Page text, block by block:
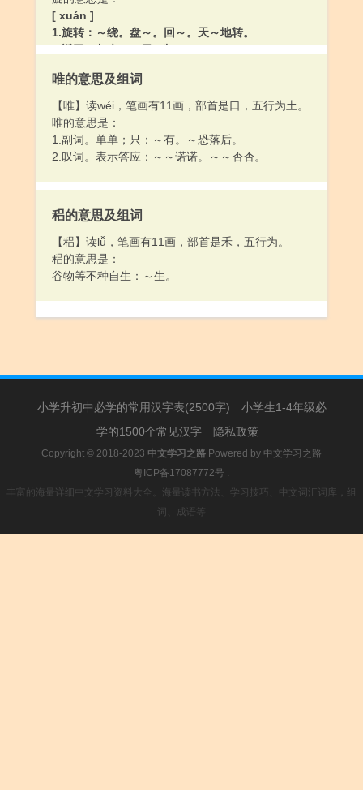
[ xuán ]
1.旋转：～绕。盘～。回～。天～地转。
2.返回；归来：～里。凯～。
半天。
4.毛发呈旋涡状的地方：头顶上有两个～儿。
5.不久；很快地：～即。
6.姓。
[ xuàn ]
皮等。
了。
唯的意思及组词
【唯】读wéi，笔画有11画，部首是口，五行为土。
唯的意思是：
1.副词。单单；只：～有。～恐落后。
2.叹词。表示答应：～～诺诺。～～否否。
稆的意思及组词
【稆】读lǚ，笔画有11画，部首是禾，五行为。
稆的意思是：
谷物等不种自生：～生。
小学升初中必学的常用汉字表(2500字)
小学生1-4年级必
学的1500个常见汉字
隐私政策
Copyright © 2018-2023 中文学习之路 Powered by 中文学习之路
粤ICP备17087772号 .
丰富的海量详细中文学习资料大全。海量读书方法、学习技巧、中文词汇词库，组
词、成语等